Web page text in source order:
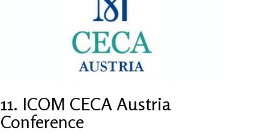
11. ICOM CECA Austria
Conference